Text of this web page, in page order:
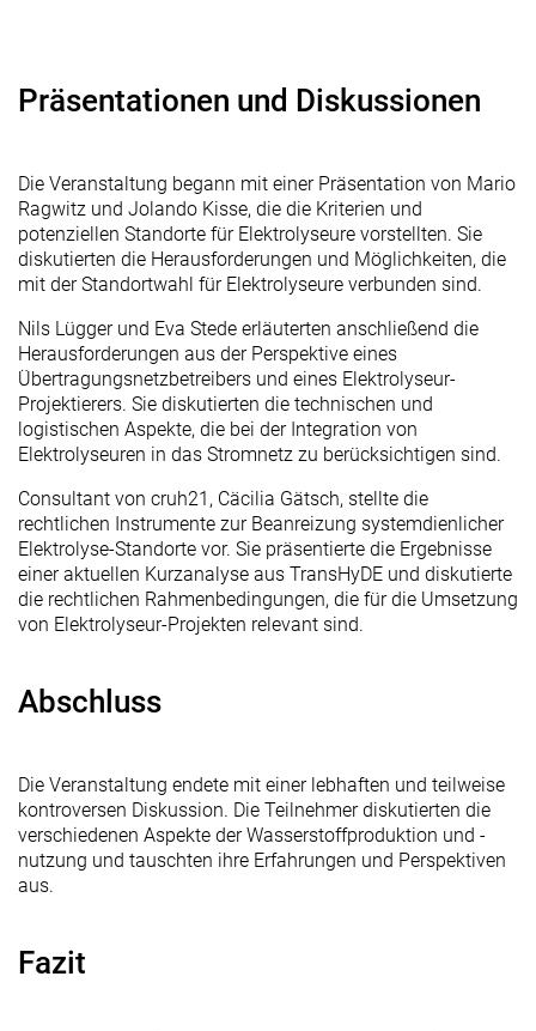
Präsentationen und Diskussionen
Die Veranstaltung begann mit einer Präsentation von Mario
Ragwitz und Jolando Kisse, die die Kriterien und
potenziellen Standorte für Elektrolyseure vorstellten. Sie
diskutierten die Herausforderungen und Möglichkeiten, die
mit der Standortwahl für Elektrolyseure verbunden sind.
Nils Lügger und Eva Stede erläuterten anschließend die
Herausforderungen aus der Perspektive eines
Übertragungsnetzbetreibers und eines Elektrolyseur-
Projektierers. Sie diskutierten die technischen und
logistischen Aspekte, die bei der Integration von
Elektrolyseuren in das Stromnetz zu berücksichtigen sind.
Consultant von cruh21, Cäcilia Gätsch, stellte die
rechtlichen Instrumente zur Beanreizung systemdienlicher
Elektrolyse-Standorte vor. Sie präsentierte die Ergebnisse
einer aktuellen Kurzanalyse aus TransHyDE und diskutierte
die rechtlichen Rahmenbedingungen, die für die Umsetzung
von Elektrolyseur-Projekten relevant sind.
Abschluss
Die Veranstaltung endete mit einer lebhaften und teilweise
kontroversen Diskussion. Die Teilnehmer diskutierten die
verschiedenen Aspekte der Wasserstoffproduktion und -
nutzung und tauschten ihre Erfahrungen und Perspektiven
aus.
Fazit